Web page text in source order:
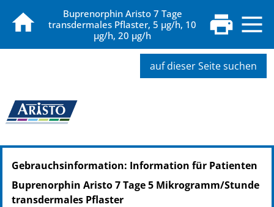
Buprenorphin Aristo 7 Tage
transdermales Pflaster, 5 µg/h, 10
µg/h, 20 µg/h
auf dieser Seite suchen
PZN: 12349653
PPN: 111234965396
PZN: 12349682
PPN: 111234968218
Gebrauchsinformation: Information für Patienten
Buprenorphin Aristo 7 Tage 5 Mikrogramm/Stunde
transdermales Pflaster